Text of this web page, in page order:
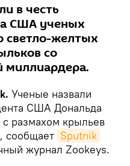
в честь
США ученых
светло-желтых
со
миллиардера.
Ученые назвали
США Дональда
размахом крыльев
сообщает Sputnik
журнал Zookeys.